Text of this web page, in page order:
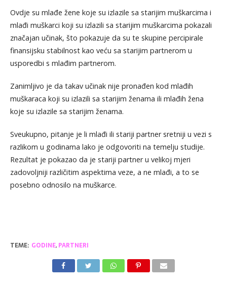
Ovdje su mlađe žene koje su izlazile sa starijim muškarcima i
mlađi muškarci koji su izlazili sa starijim muškarcima pokazali
značajan učinak, što pokazuje da su te skupine percipirale
finansijsku stabilnost kao veću sa starijim partnerom u
usporedbi s mlađim partnerom.
Zanimljivo je da takav učinak nije pronađen kod mlađih
muškaraca koji su izlazili sa starijim ženama ili mlađih žena
koje su izlazile sa starijim ženama.
Sveukupno, pitanje je li mlađi ili stariji partner sretniji u vezi s
razlikom u godinama lako je odgovoriti na temelju studije.
Rezultat je pokazao da je stariji partner u velikoj mjeri
zadovoljniji različitim aspektima veze, a ne mlađi, a to se
posebno odnosilo na muškarce.
TEME: GODINE, PARTNERI